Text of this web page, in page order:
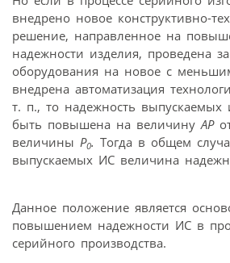
внедрено новое конструктивно-
решение, направленное на
надежности изделия, проведена
оборудования на новое с
внедрена автоматизация
т. п., то надежность выпускаемых
быть повышена на величину АР
величины Р0. Тогда в общем
выпускаемых ИС величина
Данное положение является
повышением надежности ИС в
серийного производства.